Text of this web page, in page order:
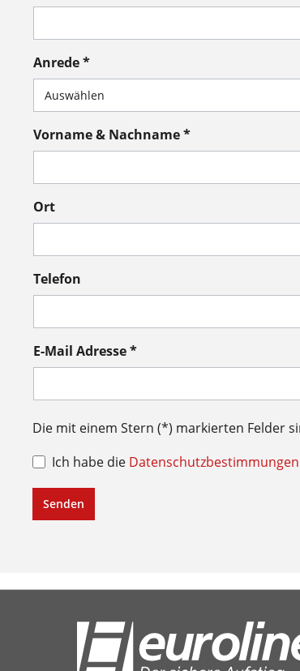
Anrede *
Vorname & Nachname *
Ort
Telefon
E-Mail Adresse *
Die mit einem Stern (*) markierten Felder
Ich habe die Datenschutzbestimmungen
Senden